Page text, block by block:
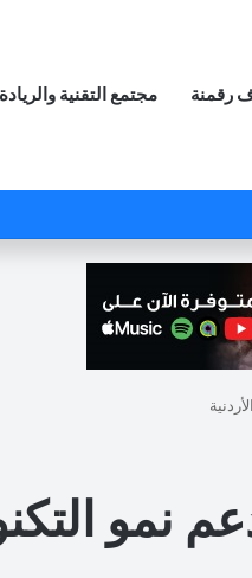
رقمنة مجتمع التقنية والريادة
نمو